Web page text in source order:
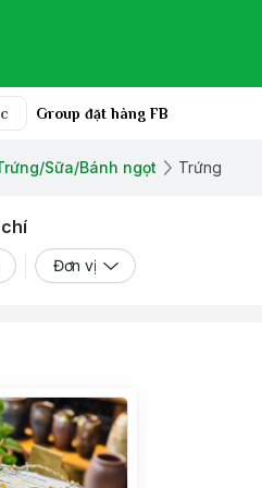
Group đặt hàng FB
Sữa/Bánh ngọt Trứng
Đơn vị